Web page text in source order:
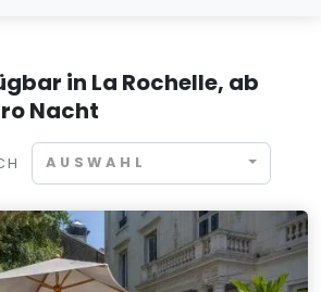
in La Rochelle, ab
Nacht
AUSWAHL